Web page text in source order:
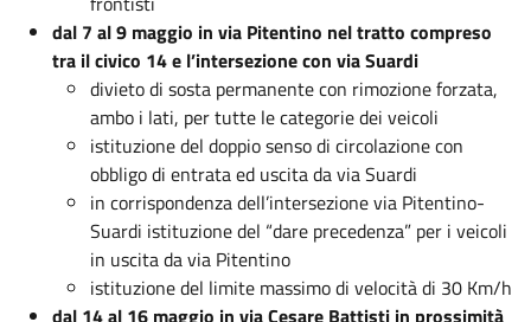
dal 7 al 9 maggio in via Pitentino nel tratto compreso
tra il civico 14 e l’intersezione con via Suardi
divieto di sosta permanente con rimozione forzata,
ambo i lati, per tutte le categorie dei veicoli
istituzione del doppio senso di circolazione con
obbligo di entrata ed uscita da via Suardi
in corrispondenza dell’intersezione via Pitentino-
Suardi istituzione del “dare precedenza” per i veicoli
in uscita da via Pitentino
istituzione del limite massimo di velocità di 30 Km/h
dal 14 al 16 maggio in via Cesare Battisti in prossimità